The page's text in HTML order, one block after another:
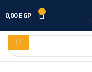
0
0,00EGP